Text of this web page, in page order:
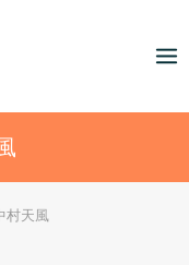
村天風